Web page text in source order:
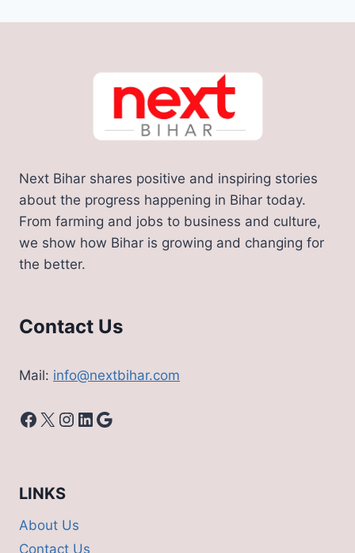
Next Bihar shares positive and inspiring stories
about the progress happening in Bihar today.
From farming and jobs to business and culture,
we show how Bihar is growing and changing for
the better.
Contact Us
Mail: info@nextbihar.com
Facebook
X Instagram
LinkedIn
Google
LINKS
About Us
Contact Us